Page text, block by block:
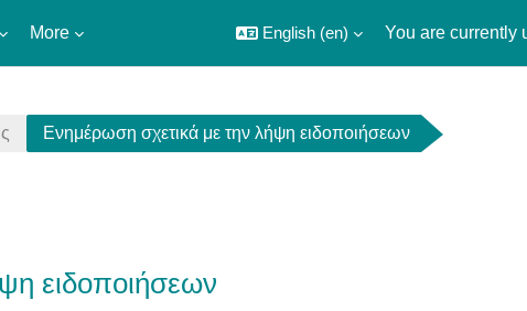
More English ‎(en)‎ You are currently
Ενημέρωση σχετικά με την λήψη ειδοποιήσεων
ειδοποιήσεων